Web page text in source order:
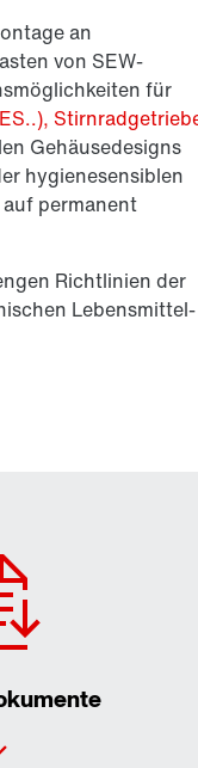
an
von SEW-
für
Gehäusedesigns
hygienesensiblen
permanent
Richtlinien der
Lebensmittel-